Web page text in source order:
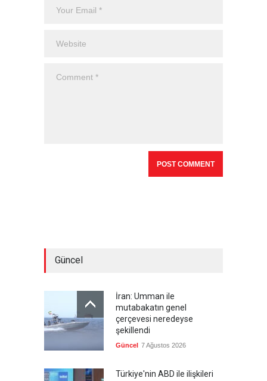
Güncel
İran: Umman ile
mutabakatın genel
çerçevesi neredeyse
şekillendi
Güncel 7 Ağustos 2026
Türkiye'nin ABD ile ilişkileri